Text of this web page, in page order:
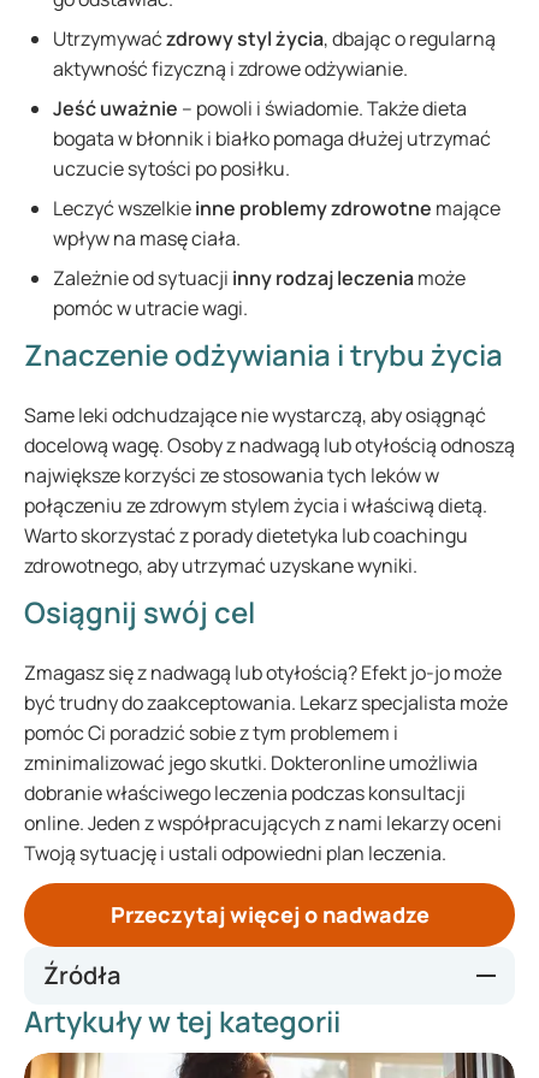
Utrzymywaćzdrowy styl życia, dbając o regularną
aktywność fizyczną i zdrowe odżywianie.
Jeść uważnie – powoli i świadomie. Także dieta
bogata w błonnik i białko pomaga dłużej utrzymać
uczucie sytości po posiłku.
Leczyć wszelkieinne problemy zdrowotne mające
wpływ na masę ciała.
Zależnie od sytuacji inny rodzaj leczeniamoże
pomóc w utracie wagi.
Znaczenie odżywiania i trybu życia
Same leki odchudzające nie wystarczą, aby osiągnąć
docelową wagę. Osoby z nadwagą lub otyłością odnoszą
największe korzyści ze stosowania tych leków w
połączeniu ze zdrowym stylem życia i właściwą dietą.
Warto skorzystać z porady dietetyka lub coachingu
zdrowotnego, aby utrzymać uzyskane wyniki.
Osiągnij swój cel
Zmagasz się z nadwagą lub otyłością? Efekt jo-jo może
być trudny do zaakceptowania. Lekarz specjalista może
pomóc Ci poradzić sobie z tym problemem i
zminimalizować jego skutki. Dokteronline umożliwia
dobranie właściwego leczenia podczas konsultacji
online. Jeden z współpracujących z nami lekarzy oceni
Twoją sytuację i ustali odpowiedni plan leczenia.
Przeczytaj więcej o nadwadze
Źródła
https://news.harvard.edu/gazette/story/2018/11/key-to-
long-term-weight-loss-may-be-as-simple-as-more-fat-
Artykuły w tej kategorii